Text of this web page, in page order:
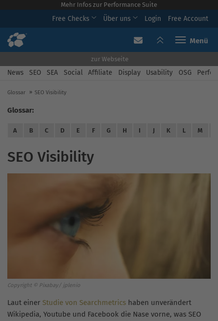
Mehr Infos zur Performance Suite
Free Checks Über uns Login Free Account
Toggle
zur Webseite
News SEO SEA Social Affiliate Display Usability OSG
Glossar SEO Visibility
Glossar:
A B C D E F G H I J K L M
SEO Visibility
Copyright © Pixabay/ jplenio
Laut einer Studie von Searchmetrics haben unverändert
Wikipedia, Youtube und Facebook die Nase vorne, was SEO